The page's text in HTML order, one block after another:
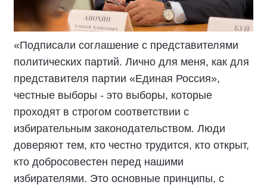
«Подписали соглашение с представителями
политических партий. Лично для меня, как для
представителя партии «Единая Россия»,
честные выборы - это выборы, которые
проходят в строгом соответствии с
избирательным законодательством. Люди
доверяют тем, кто честно трудится, кто открыт,
кто добросовестен перед нашими
избирателями. Это основные принципы, с